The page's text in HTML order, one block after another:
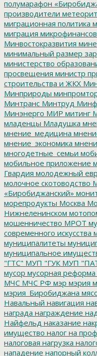
полумарафон
производители метеорит
миграционная политика
миграция
Минвостокразвития
минимальный размер
министерство
просвещения министр
строительства и ЖКХ
Минприроды
Минтранс Минтруд
Минэнерго МИР митинг
младенцы Младушка
мнение_медицина
мнение_экономика
многодетные_семьи
мобильное приложение
Гвардия молодежный
молочное скотоводство
«Биробиджанский»
морепродукты Москва
Нижнеленинском
мошенничество МРОТ
современного искусства
муниципалитеты
муниципальное
"ГТС" МУП "ГУК МУП
мусор мусорная реформа
МЧС МЧС РФ мэр мэрия
мэрия_Биробиджана
Навальный навигация
награда награждение
Найфельд наказание
имущество налог на
налоговая нагрузка
нападение напорный